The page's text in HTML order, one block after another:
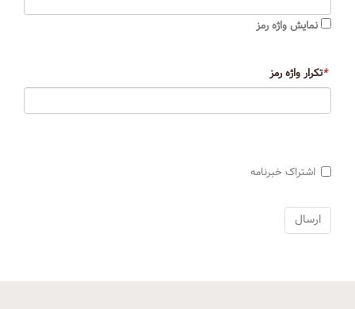
نمایش واژه رمز
*تکرار واژه رمز
اشتراک خبرنامه